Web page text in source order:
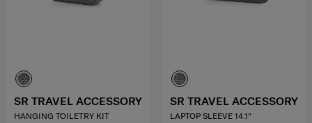
SR TRAVEL ACCESSORY
HANGING TOILETRY KIT
SR TRAVEL ACCESSORY
LAPTOP SLEEVE 14.1"